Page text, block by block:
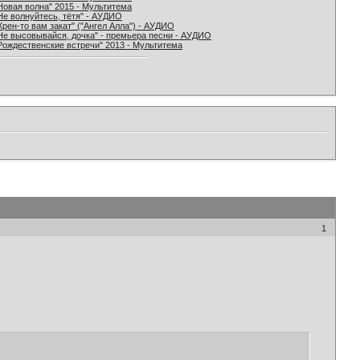
волна" 2015 - Мультитема
волнуйтесь, тётя" - АУДИО
то вам закат" ("Ангел Алла") - АУДИО
высовывайся, дочка" - премьера песни - АУДИО
встречи" 2013 - Мультитема
1